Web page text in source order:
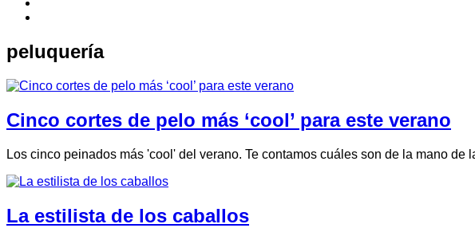
peluquería
Cinco cortes de pelo más ‘cool’ para este verano
Los cinco peinados más 'cool' del verano. Te contamos cuáles son de la mano
La estilista de los caballos